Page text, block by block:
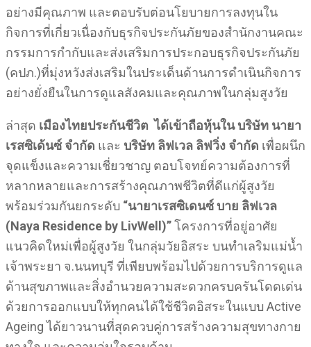
อย่างมีคุณภาพ และตอบรับต่อนโยบายการลงทุนใน
กิจการที่เกี่ยวเนื่องกับธุรกิจประกันภัยของสำนักงานคณะ
กรรมการกำกับและส่งเสริมการประกอบธุรกิจประกันภัย
(คปภ.)ที่มุ่งหวังส่งเสริมในประเด็นด้านการดำเนินกิจการ
อย่างยั่งยืนในการดูแลสังคมและคุณภาพในกลุ่มสูงวัย
ล่าสุด เมืองไทยประกันชีวิต ได้เข้าถือหุ้นในบริษัท นายา
เรสซิเด้นซ์ จำกัด และ บริษัท ลิฟเวล ลิฟวิ่ง จำกัด เพื่อผนึก
จุดแข็งและความเชี่ยวชาญ ตอบโจทย์ความต้องการที่
หลากหลายและการสร้างคุณภาพชีวิตที่ดีแก่ผู้สูงวัย
พร้อมร่วมกันยกระดับ “นายาเรสซิเดนซ์ บาย ลิฟเวล
(Naya Residence by LivWell)”โครงการที่อยู่อาศัย
แนวคิดใหม่เพื่อผู้สูงวัย ในกลุ่มวัยอิสระ บนทำเลริมแม่น้ำ
เจ้าพระยา จ.นนทบุรี ที่เพียบพร้อมไปด้วยการบริการดูแล
ด้านสุขภาพและสิ่งอำนวยความสะดวกครบครันโดดเด่น
ด้วยการออกแบบให้ทุกคนได้ใช้ชีวิตอิสระในแบบ Active
Ageing ได้ยาวนานที่สุดควบคู่การสร้างความสุขทางกาย